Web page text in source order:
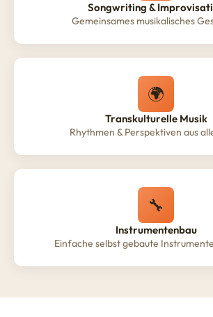
Songwriting &
Gemeinsames musikalisches
🌍
Transkulturelle Musik
Rhythmen & Perspektiven aus
🔧
Instrumentenbau
Einfache selbst gebaute